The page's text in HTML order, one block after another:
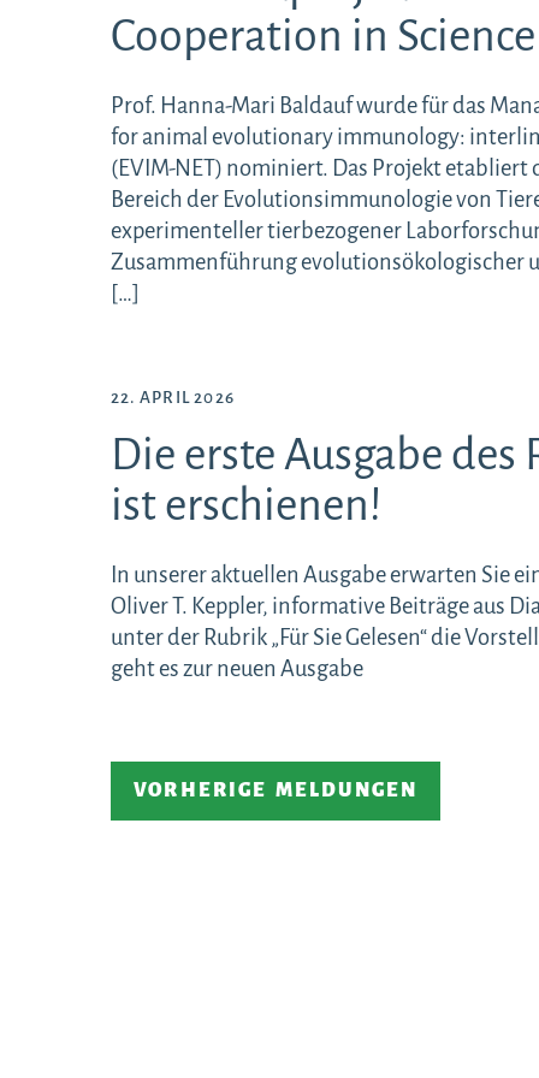
Cooperation in
Prof. Hanna-Mari Baldauf wurde für das
for animal evolutionary immunology:
(EVIM-NET) nominiert. Das Projekt
Bereich der Evolutionsimmunologie von
experimenteller tierbezogener
Zusammenführung evolutionsökologischer
[…]
22. APRIL 2026
Die erste Ausgabe
ist erschienen!
In unserer aktuellen Ausgabe erwarten Sie
Oliver T. Keppler, informative Beiträge aus
unter der Rubrik „Für Sie Gelesen“ die
geht es zur neuen Ausgabe
VORHERIGE MELDUNGEN